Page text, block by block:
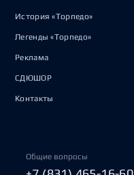
История «Торпедо»
Легенды «Торпедо»
Реклама
СДЮШОР
Контакты
Общие вопросы